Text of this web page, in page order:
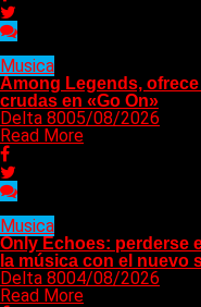
Musica
Among Legends,
crudas en «Go On»
Delta 8005/08/2026
Read More
Musica
Only Echoes: perderse
la música con el nuevo
Delta 8004/08/2026
Read More